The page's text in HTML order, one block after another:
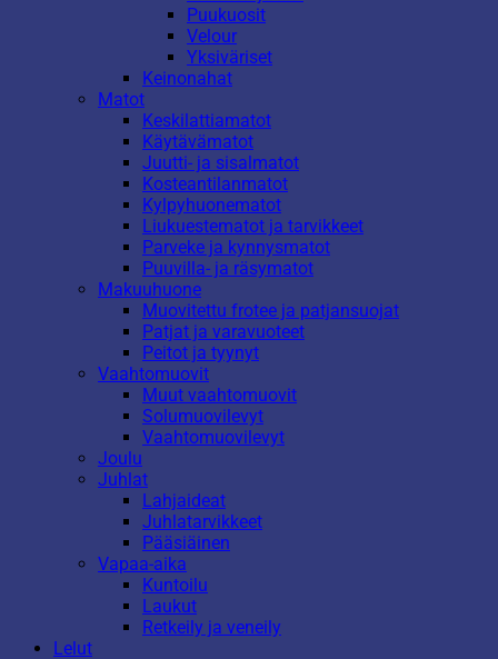
Puukuosit
Velour
Yksiväriset
Keinonahat
Matot
Keskilattiamatot
Käytävämatot
Juutti- ja sisalmatot
Kosteantilanmatot
Kylpyhuonematot
Liukuestematot ja tarvikkeet
Parveke ja kynnysmatot
Puuvilla- ja räsymatot
Makuuhuone
Muovitettu frotee ja patjansuojat
Patjat ja varavuoteet
Peitot ja tyynyt
Vaahtomuovit
Muut vaahtomuovit
Solumuovilevyt
Vaahtomuovilevyt
Joulu
Juhlat
Lahjaideat
Juhlatarvikkeet
Pääsiäinen
Vapaa-aika
Kuntoilu
Laukut
Retkeily ja veneily
Lelut